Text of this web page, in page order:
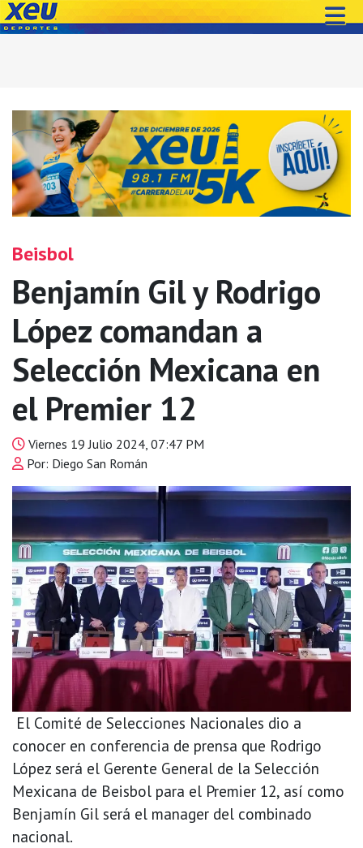
Beisbol
Benjamín Gil y Rodrigo
López comandan a
Selección Mexicana en
el Premier 12
Viernes 19 Julio 2024, 07:47 PM
Por: Diego San Román
El Comité de Selecciones Nacionales dio a
conocer en conferencia de prensa que Rodrigo
López será el Gerente General de la Selección
Mexicana de Beisbol para el Premier 12, así como
Benjamín Gil será el manager del combinado
nacional.